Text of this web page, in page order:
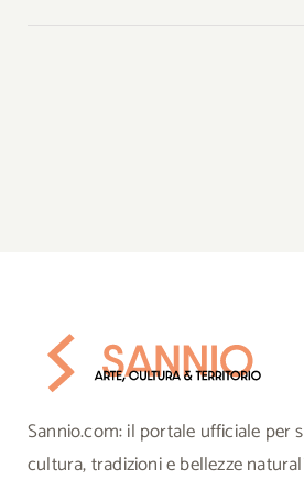
Sannio.com: il portale ufficiale per
cultura, tradizioni e bellezze